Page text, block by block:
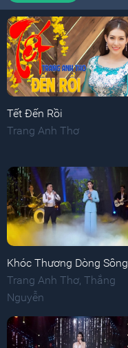
Tết Đến Rồi
Trang Anh Thơ
Khóc Thương Dòng Sông
Trang Anh Thơ, Thắng
Nguyễn